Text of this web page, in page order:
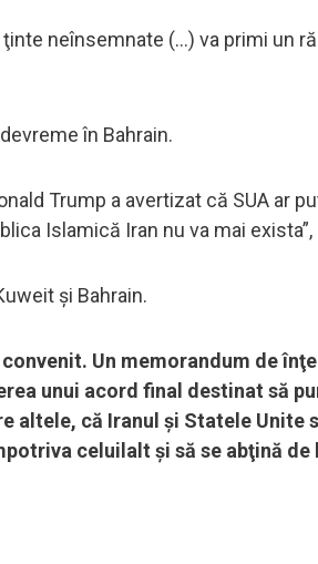
neînsemnate (...) va primi un
în Bahrain.
Trump a avertizat că SUA ar
Islamică Iran nu va mai exista”,
și Bahrain.
Un memorandum de
unui acord final destinat să
altele, că Iranul şi Statele Unite
celuilalt şi să se abţină de